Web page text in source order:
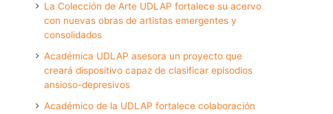
La Colección de Arte UDLAP fortalece su acervo
con nuevas obras de artistas emergentes y
consolidados
Académica UDLAP asesora un proyecto que
creará dispositivo capaz de clasificar episodios
ansioso-depresivos
Académico de la UDLAP fortalece colaboración